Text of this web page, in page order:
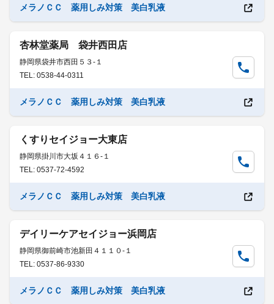
メラノＣＣ 薬用しみ対策 美白乳液
杏林堂薬局 袋井西田店
静岡県袋井市西田５３-１
TEL: 0538-44-0311
メラノＣＣ 薬用しみ対策 美白乳液
くすりセイジョー大東店
静岡県掛川市大坂４１６-１
TEL: 0537-72-4592
メラノＣＣ 薬用しみ対策 美白乳液
デイリーケアセイジョー浜岡店
静岡県御前崎市池新田４１１０-１
TEL: 0537-86-9330
メラノＣＣ 薬用しみ対策 美白乳液